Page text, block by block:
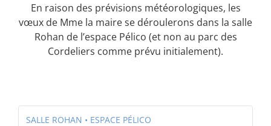
En raison des prévisions météorologiques, les
vœux de Mme la maire se déroulerons dans la salle
Rohan de l’espace Pélico (et non au parc des
Cordeliers comme prévu initialement).
SALLE ROHAN • ESPACE PÉLICO